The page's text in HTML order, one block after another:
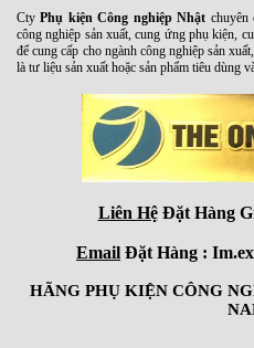
CtyPhụ kiện Công nghiệp Nhật chuyên
công nghiệp sản xuất, cung ứng phụ kiện,
để cung cấp cho ngành công nghiệp sản
là tư liệu sản xuất hoặc sản phẩm tiêu dùng
Liên HệĐặt Hàng
Email Đặt Hàng :
HÃNG PHỤ KIỆN CÔNG